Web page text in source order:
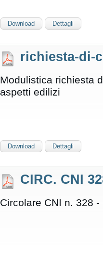
Download Dettagli
richiesta-di-
Modulistica richiesta
aspetti edilizi
Download Dettagli
CIRC. CNI
Circolare CNI n. 328